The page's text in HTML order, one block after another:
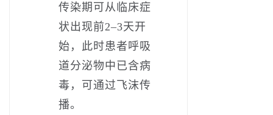
传染期可从‌临床症
状出现前2–3天开
始‌，此时患者呼吸
道分泌物中已含病
毒，可通过飞沫传
播。